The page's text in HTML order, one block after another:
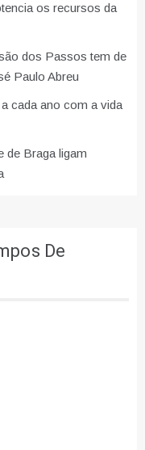
os recursos da
dos Passos tem de
Paulo Abreu
cada ano com a vida
de Braga ligam
De